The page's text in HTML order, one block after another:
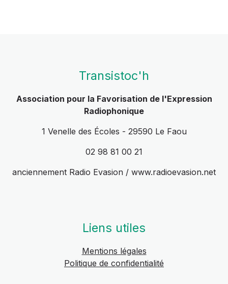
Transistoc'h
Association pour la Favorisation de l'Expression
Radiophonique
1 Venelle des Écoles - 29590 Le Faou
02 98 81 00 21
anciennement Radio Evasion / www.radioevasion.net
Liens utiles
Mentions légales
Politique de confidentialité